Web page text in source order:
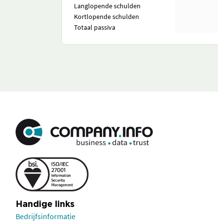
Langlopende schulden
Kortlopende schulden
Totaal passiva
Handige links
Bedrijfsinformatie